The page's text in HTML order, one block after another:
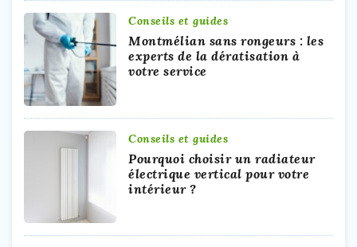
Conseils et guides
Montmélian sans rongeurs : les
experts de la dératisation à
votre service
Conseils et guides
Pourquoi choisir un radiateur
électrique vertical pour votre
intérieur ?